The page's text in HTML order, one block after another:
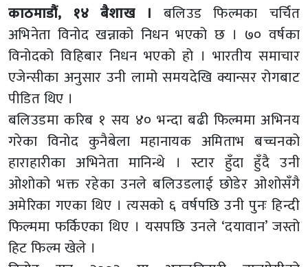
काठमाडौं, १४ बैशाख । बलिउड फिल्मका चर्चित
अभिनेता विनोद खन्नाको निधन भएको छ । ७० वर्षका
विनोदको विहिबार निधन भएको हो । भारतीय समाचार
एजेन्सीका अनुसार उनी लामो समयदेखि क्यान्सर रोगबाट
पीडित थिए ।
बलिउडमा करिब १ सय ४० भन्दा बढी फिल्ममा अभिनय
गरेका विनोद कुनैबेला महानायक अमिताभ बच्चनको
हाराहारीका अभिनेता मानिन्थे । स्टार हुँदा हुँदै उनी
ओशोको भक्त रहेका उनले बलिउडलाई छोडेर ओशोसँगै
अमेरिका गएका थिए । त्यसको ६ वर्षपछि उनी पुनः हिन्दी
फिल्ममा फर्किएका थिए । यसपछि उनले ‘दयावान’ जस्तो
हिट फिल्म खेले ।